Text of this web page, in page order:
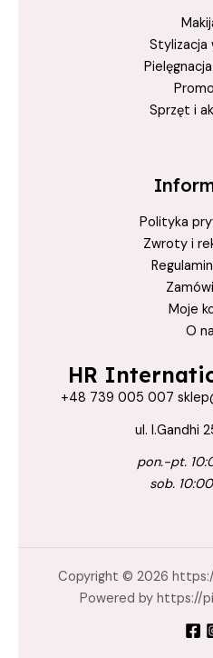
Stylizacja
Sprzęt i
Polityka
Zwroty i
Moje
O
HR
+48 739 005 007
ul. I.Gandhi
pon.-pt.
sob.
Copyright © 2026
Powered by https://